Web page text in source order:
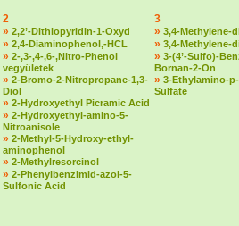
2
» 2,2’-Dithiopyridin-1-Oxyd
» 2,4-Diaminophenol,-HCL
» 2-,3-,4-,6-,Nitro-Phenol
vegyületek
» 2-Bromo-2-Nitropropane-1,3-
Diol
» 2-Hydroxyethyl Picramic Acid
» 2-Hydroxyethyl-amino-5-
Nitroanisole
» 2-Methyl-5-Hydroxy-ethyl-
aminophenol
» 2-Methylresorcinol
» 2-Phenylbenzimid-azol-5-
Sulfonic Acid
3
» 3,4-Methylene-
» 3,4-Methylene-
» 3-(4’-Sulfo)-
Bornan-2-On
» 3-Ethylamino-
Sulfate